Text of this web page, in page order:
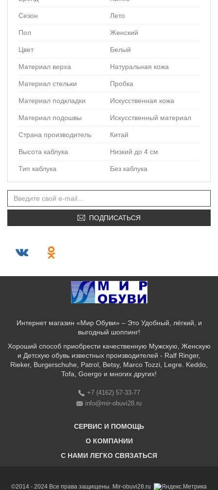
Сезон Лето
Пол Женский
Цвет Белый
Материал верха Натуральная кожа
Материал стельки Пробка
Материал подкладки Искусственная кожа
Материал подошвы Искусственный материал
Страна производитель Китай
Высота каблука Низкий до 4 см
Тип каблука Без каблука
ПОДПИСАТЬСЯ
Интернет магазин «Мир Обуви» – Это Удобный, лёгкий, и
выгодный шоппинг!
Хороший способ приобрести качественную Мужскую, Женскую
и Детскую обувь известных производителей - Ralf Ringer,
Rieker, Burgerschuhe, Patrol, Betsy, Marco Tozzi, Legre. Keddo,
Tofa, Goergo и многих других!
+7 (4162) 57-33-77
info@mir-obuvi28.ru
СЕРВИС И ПОМОЩЬ
Бонусная программа
О КОМПАНИИ
C НАМИ ЛЕГКО СВЯЗАТЬСЯ
©2014 - 2024 Все права защищены. Mir-obuvi28.ru